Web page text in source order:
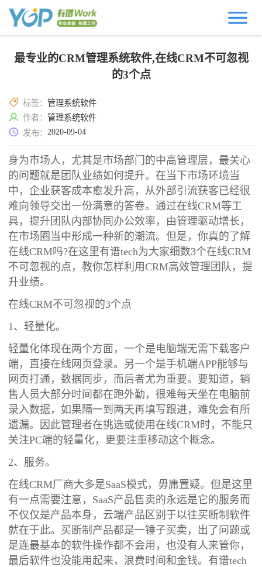
最专业的CRM管理系统软件,在线CRM不可忽视
的3个点
标签：管理系统软件
作者：管理系统软件
发布：2020-09-04
身为市场人，尤其是市场部门的中高管理层，最关心
的问题就是团队业绩如何提升。在当下市场环境当
中，企业获客成本愈发升高，从外部引流获客已经很
难向领导交出一份满意的答卷。通过在线CRM等工
具，提升团队内部协同办公效率，由管理驱动增长，
在市场圈当中形成一种新的潮流。但是，你真的了解
在线CRM吗?在这里有谱tech为大家细数3个在线CRM
不可忽视的点，教你怎样利用CRM高效管理团队，提
升业绩。
在线CRM不可忽视的3个点
1、轻量化。
轻量化体现在两个方面，一个是电脑端无需下载客户
端，直接在线网页登录。另一个是手机端APP能够与
网页打通，数据同步，而后者尤为重要。要知道，销
售人员大部分时间都在跑外勤，很难每天坐在电脑前
录入数据，如果隔一到两天再填写跟进，难免会有所
遗漏。因此管理者在挑选或使用在线CRM时，不能只
关注PC端的轻量化，更要注重移动这个概念。
2、服务。
在线CRM厂商大多是SaaS模式，毋庸置疑。但是这里
有一点需要注意，SaaS产品售卖的永远是它的服务而
不仅仅是产品本身，云端产品区别于以往买断制软件
就在于此。买断制产品都是一锤子买卖，出了问题或
是连最基本的软件操作都不会用，也没有人来管你，
最后软件也没能用起来，浪费时间和金钱。有谱tech